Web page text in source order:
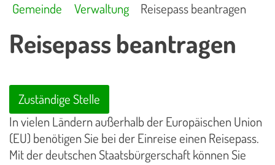
Gemeinde Verwaltung Reisepass beantragen
Reisepass beantragen
Zuständige Stelle
In vielen Ländern außerhalb der Europäischen Union
(EU) benötigen Sie bei der Einreise einen Reisepass.
Mit der deutschen Staatsbürgerschaft können Sie